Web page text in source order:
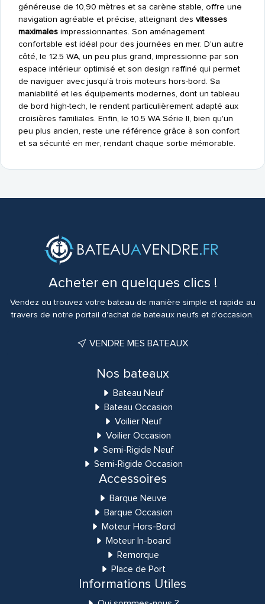
généreuse de 10,90 mètres et sa carène stable, offre une
navigation agréable et précise, atteignant des vitesses
maximalesimpressionnantes. Son aménagement
confortable est idéal pour des journées en mer. D'un autre
côté, le 12.5 WA, un peu plus grand, impressionne par son
espace intérieur optimisé et son design raffiné qui permet
de naviguer avec jusqu'à trois moteurs hors-bord. Sa
maniabilité et les équipements modernes, dont un tableau
de bord high-tech, le rendent particulièrement adapté aux
croisières familiales. Enfin, le 10.5 WA Série II, bien qu'un
peu plus ancien, reste une référence grâce à son confort
et sa sécurité en mer, rendant chaque sortie mémorable.
Acheter en quelques clics !
Vendez ou trouvez votre bateau de manière simple et rapide au
travers de notre portail d'achat de bateaux neufs et d'occasion.
VENDRE MES BATEAUX
Nos bateaux
Bateau Neuf
Bateau Occasion
Voilier Neuf
Voilier Occasion
Semi-Rigide Neuf
Semi-Rigide Occasion
Accessoires
Barque Neuve
Barque Occasion
Moteur Hors-Bord
Moteur In-board
Remorque
Place de Port
Informations Utiles